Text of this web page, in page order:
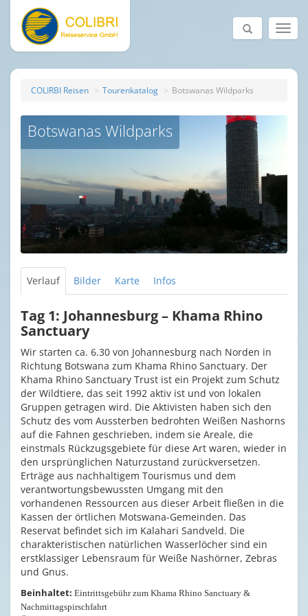
COLIRBI Reisen Tourenkatalog Botswanas Wildparks
Botswanas Wildparks
Verlauf Bilder Karte Infos
Tag 1: Johannesburg – Khama Rhino
Sanctuary
Wir starten ca. 6.30 von Johannesburg nach Norden in
Richtung Botswana zum Khama Rhino Sanctuary. Der
Khama Rhino Sanctuary Trust ist ein Projekt zum Schutz
der Wildtiere, das seit 1992 aktiv ist und von lokalen
Gruppen getragen wird. Die Aktivisten haben sich den
Schutz des vom Aussterben bedrohten Weißen Nashorns
auf die Fahnen geschrieben, indem sie Areale, die
einstmals Rückzugsgebiete für diese Art waren, wieder in
den ursprünglichen Naturzustand zurückversetzen.
Erträge aus nachhaltigem Tourismus und dem
verantwortungsbewussten Umgang mit den
vorhandenen Ressourcen aus dieser Arbeit fließen in die
Kassen der örtlichen Motswana-Gemeinden. Das
Reservat befindet sich im Kalahari Sandveld. Die
charakteristischen natürlichen Wasserlöcher sind ein
erstklassiger Lebensraum für Weiße Nashörner, Zebras
und Gnus.
Beinhaltet: Eintrittsgebühr zum Khama Rhino Sanctuary &
Nachmittagspirschfahrt